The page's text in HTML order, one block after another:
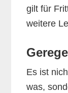
gilt für
weitere
Es ist
was,